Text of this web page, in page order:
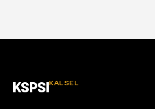
KSPSI KALSEL